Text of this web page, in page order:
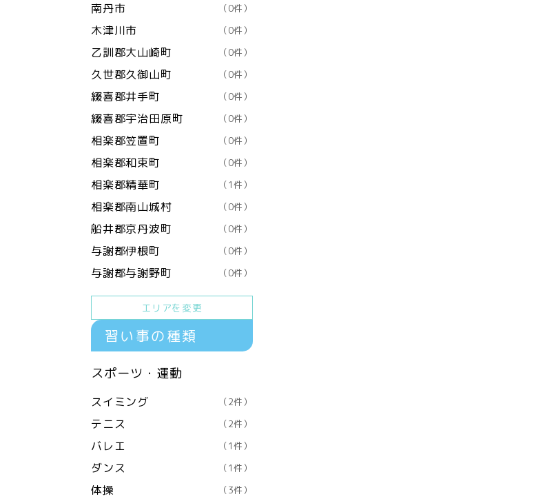
南丹市 （0件）
木津川市 （0件）
乙訓郡大山崎町 （0件）
久世郡久御山町 （0件）
綴喜郡井手町 （0件）
綴喜郡宇治田原町 （0件）
相楽郡笠置町 （0件）
相楽郡和束町 （0件）
相楽郡精華町 （1件）
相楽郡南山城村 （0件）
船井郡京丹波町 （0件）
与謝郡伊根町 （0件）
与謝郡与謝野町 （0件）
エリアを変更
習い事の種類
スポーツ・運動
スイミング （2件）
テニス （2件）
バレエ （1件）
ダンス （1件）
体操 （3件）